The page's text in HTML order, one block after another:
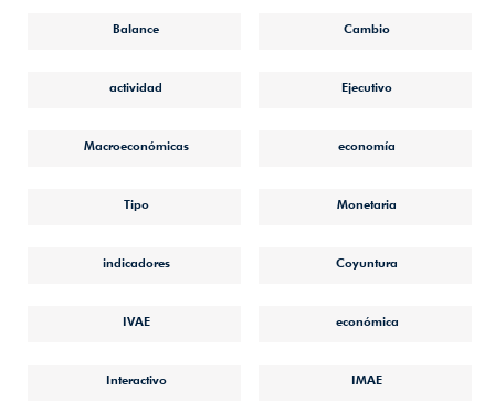
Balance Cambio
actividad Ejecutivo
Macroeconómicas economía
Tipo Monetaria
indicadores Coyuntura
IVAE económica
Interactivo IMAE